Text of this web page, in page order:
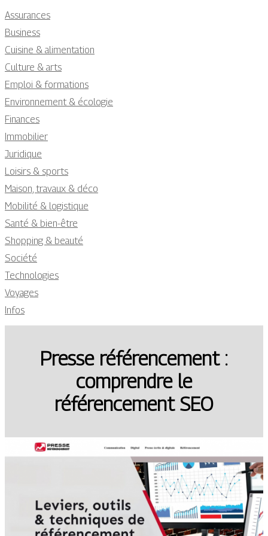
Assurances
Business
Cuisine & alimentation
Culture & arts
Emploi & formations
Environnement & écologie
Finances
Immobilier
Juridique
Loisirs & sports
Maison, travaux & déco
Mobilité & logistique
Santé & bien-être
Shopping & beauté
Société
Technologies
Voyages
Infos
Presse référencement :
comprendre le
référencement SEO